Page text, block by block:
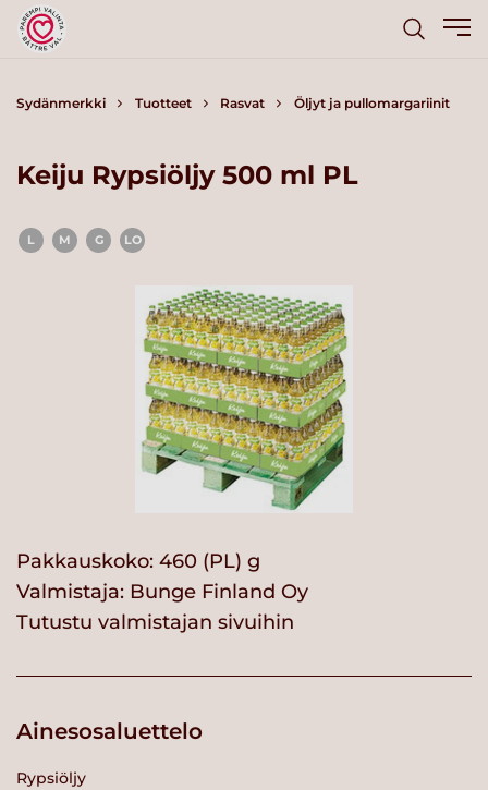
Sydänmerkki Tuotteet Rasvat Öljyt ja pullomargariinit
Keiju Rypsiöljy 500 ml PL
L M G LO
Pakkauskoko: 460 (PL) g
Valmistaja: Bunge Finland Oy
Tutustu valmistajan sivuihin
Ainesosaluettelo
Rypsiöljy